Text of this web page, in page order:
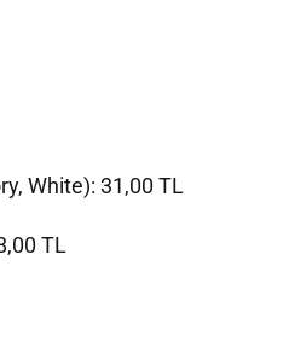
White): 31,00 TL
TL